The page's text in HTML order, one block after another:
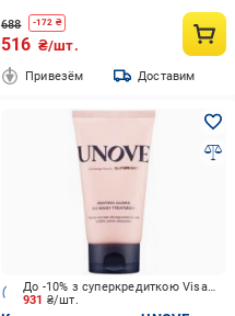
688 -172 ₴
516 ₴/шт.
Привезём Доставим
931 ₴/шт.
До -10% з суперкредиткою Visa Вигода